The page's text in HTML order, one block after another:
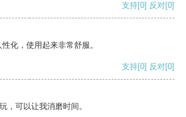
支持[0] 反对[0]
化，使用起来非常舒服。
支持[0] 反对[0]
，可以让我消磨时间。